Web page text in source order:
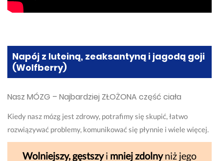
Napój z luteiną, zeaksantyną i jagodą goji
(Wolfberry)
Nasz MÓZG – Najbardziej ZŁOŻONA część ciała
Kiedy nasz mózg jest zdrowy, potrafimy się skupić, łatwo
rozwiązywać problemy, komunikować się płynnie i wiele więcej.
Wolniejszy, gęstszyi mniej zdolnyniż jego